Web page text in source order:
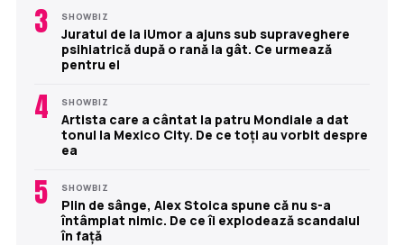
3 SHOWBIZ
Juratul de la iUmor a ajuns sub supraveghere
psihiatrică după o rană la gât. Ce urmează
pentru el
4 SHOWBIZ
Artista care a cântat la patru Mondiale a dat
tonul la Mexico City. De ce toți au vorbit despre
ea
5 SHOWBIZ
Plin de sânge, Alex Stoica spune că nu s-a
întâmplat nimic. De ce îi explodează scandalul
în față